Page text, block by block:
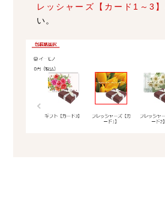
レッシャーズ【カード1～3】
い。